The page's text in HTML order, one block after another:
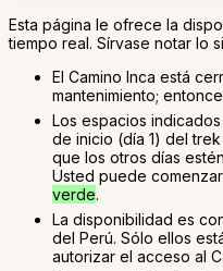
Esta página le ofrece la
tiempo real. Sírvase notar lo
El Camino Inca está
mantenimiento;
Los espacios
de inicio (día 1) del
que los otros días
Usted puede
verde.
La disponibilidad es
del Perú. Sólo ellos
autorizar el acceso al